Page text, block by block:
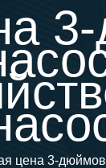
цена 3-